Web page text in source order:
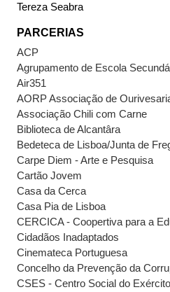
Tereza Seabra
PARCERIAS
ACP
Agrupamento de Escola
Air351
AORP Associação de
Associação Chili com Carne
Biblioteca de Alcantâra
Bedeteca de Lisboa/Junta de
Carpe Diem - Arte e Pesquisa
Cartão Jovem
Casa da Cerca
Casa Pia de Lisboa
CERCICA - Coopertiva para a
Cidadãos Inadaptados
Cinemateca Portuguesa
Concelho da Prevenção da
CSES - Centro Social do